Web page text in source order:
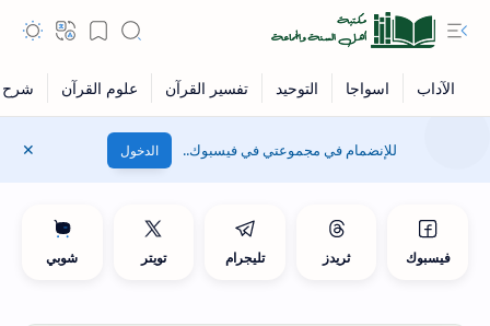
للإنضمام في مجموعتي في فيسبوك.. الدخول
فيسبوك ثريدز تليجرام تويتر شوبي